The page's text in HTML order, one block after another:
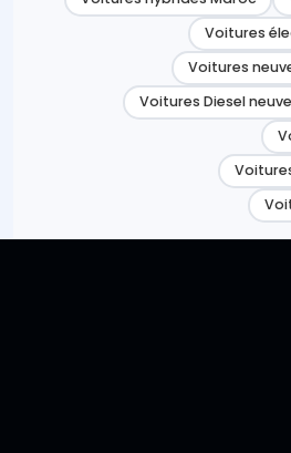
Voitures
Voitures
Voitures Diesel